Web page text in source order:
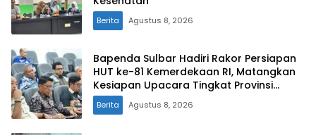
Berita Agustus 8, 2026
Bapenda Sulbar Hadiri Rakor Persiapan
HUT ke-81 Kemerdekaan RI, Matangkan
Kesiapan Upacara Tingkat Provinsi
Sulawesi Barat
Berita Agustus 8, 2026